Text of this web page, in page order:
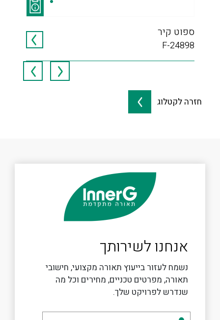
ספוט קיר
F-24898
חזרה לקטלוג
אנחנו לשירותך
נשמח לעזור בייעוץ תאורה מקצועי, חישובי
תאורה, מפרטים טכניים, מחירים וכל מה
שנדרש לפרויקט שלך.